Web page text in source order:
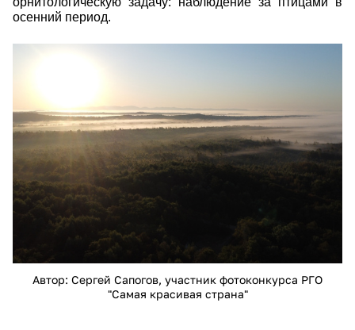
осенний период.
Автор: Сергей Сапогов, участник фотоконкурса РГО
"Самая красивая страна"